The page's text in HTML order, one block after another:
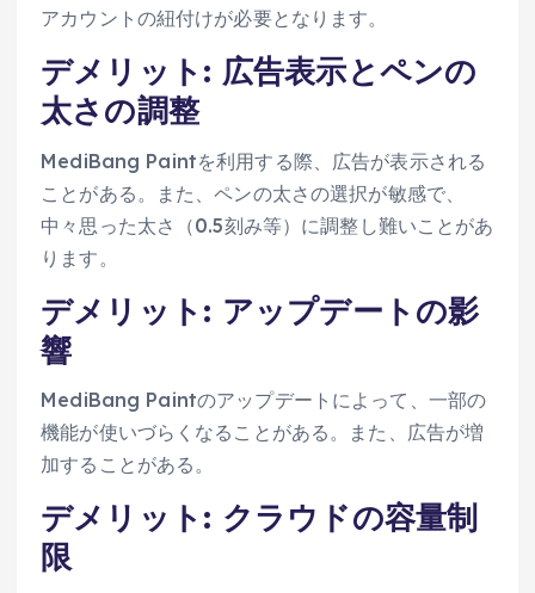
アカウントの紐付けが必要となります。
デメリット: 広告表示とペンの
太さの調整
MediBang Paintを利用する際、広告が表示される
ことがある。また、ペンの太さの選択が敏感で、
中々思った太さ（0.5刻み等）に調整し難いことがあ
ります。
デメリット: アップデートの影
響
MediBang Paintのアップデートによって、一部の
機能が使いづらくなることがある。また、広告が増
加することがある。
デメリット: クラウドの容量制
限